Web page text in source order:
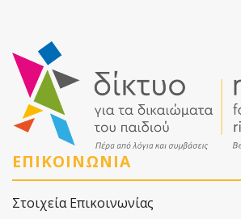
ΕΠΙΚΟΙΝΩΝΙΑ
Στοιχεία Επικοινωνίας